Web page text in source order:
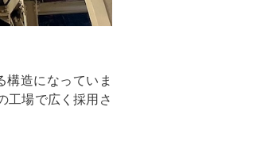
造になっていま
工場で広く採用さ